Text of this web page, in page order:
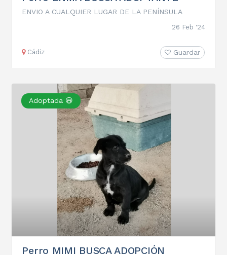
ENVIO A CUALQUIER LUGAR DE LA PENÍNSULA
26 Feb '24
Cádiz Guardar
Adoptada 😃
Perro MIMI BUSCA ADOPCIÓN